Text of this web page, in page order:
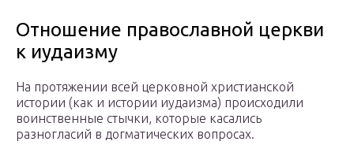
Отношение православной церкви
к иудаизму
На протяжении всей церковной христианской
истории (как и истории иудаизма) происходили
воинственные стычки, которые касались
разногласий в догматических вопросах.